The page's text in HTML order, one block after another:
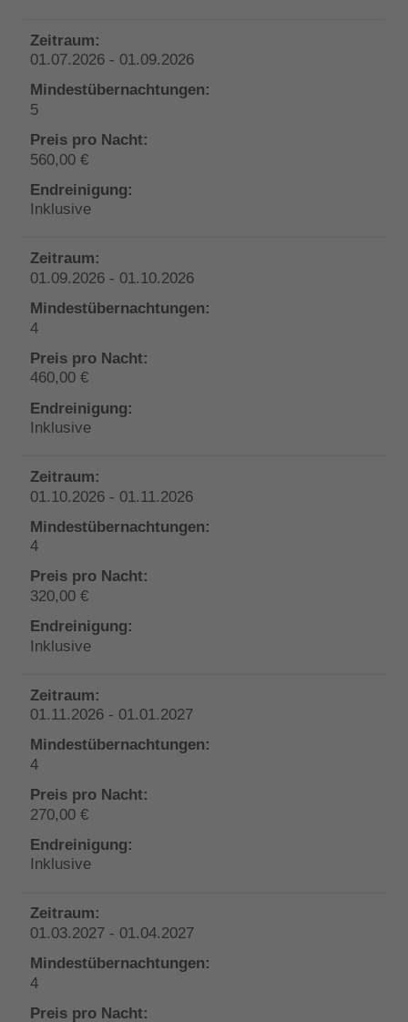
01.07.2026 - 01.09.2026
5
560,00 €
Inklusive
01.09.2026 - 01.10.2026
4
460,00 €
Inklusive
01.10.2026 - 01.11.2026
4
320,00 €
Inklusive
01.11.2026 - 01.01.2027
4
270,00 €
Inklusive
01.03.2027 - 01.04.2027
4